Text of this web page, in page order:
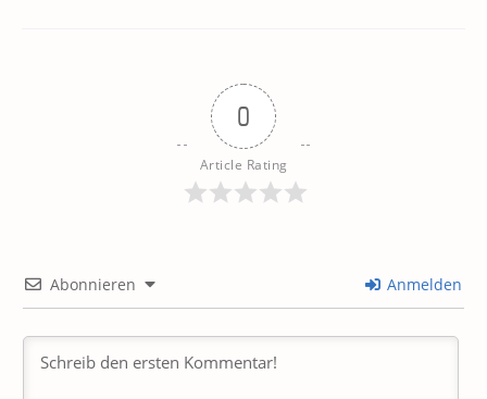
0
Article Rating
Abonnieren Anmelden